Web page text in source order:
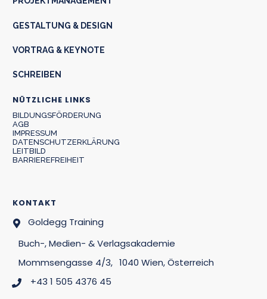
GESTALTUNG & DESIGN
VORTRAG & KEYNOTE
SCHREIBEN
NÜTZLICHE LINKS
BILDUNGSFÖRDERUNG
AGB
IMPRESSUM
DATENSCHUTZERKLÄRUNG
LEITBILD
BARRIEREFREIHEIT
KONTAKT
Goldegg Training
Buch-, Medien- & Verlagsakademie
Mommsengasse 4/3, 1040 Wien, Österreich
+43 1 505 4376 45